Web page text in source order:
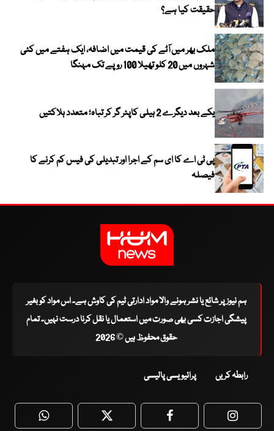
حقیقت کیا ہے؟
ملک بھر میں آٹے کی قیمت میں اضافہ، ایک ہفتے میں کئی
شہروں میں 20 کلو تھیلا 100 روپے تک مہنگا
یکے بعد دیگرے 2 ہیلی کاپٹر گر کر تباہ؛ متعدد ہلاکتیں
پی ٹی اے کا ای سم کے اجرا اور تبدیلی کی فیس کم کرنے کا
فیصلہ
ہم نیوز پر شائع یا نشر ہونے والا مواد ادارتی ٹیم کی کاوش ہے۔ اس مواد کو بغیر
پیشگی اجازت کسی بھی صورت میں استعمال یا نقل کرنا درست نہیں۔ تمام
حقوق محفوظ ہیں © 2026
رابطہ کریں پرائیویسی پالیسی
WhatsApp Twitter Facebook